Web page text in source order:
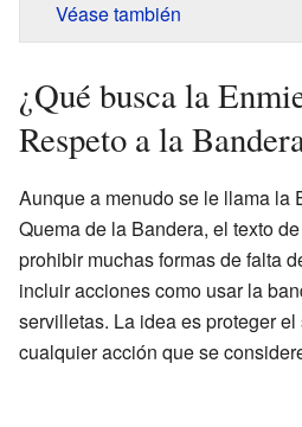
Véase también
¿Qué busca la
Respeto a la
Aunque a menudo se le llama la
Quema de la Bandera, el texto
prohibir muchas formas de falta
incluir acciones como usar la
servilletas. La idea es proteger
cualquier acción que se